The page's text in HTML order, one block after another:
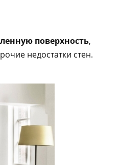
поверхность,
недостатки стен.